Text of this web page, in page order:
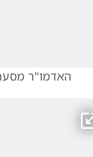
האדמו"ר